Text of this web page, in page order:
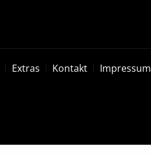
Extras Kontakt Impressum